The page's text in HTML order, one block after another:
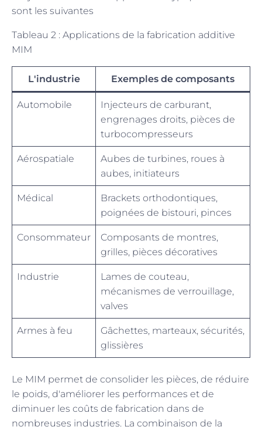
sont les suivantes
Tableau 2 : Applications de la fabrication additive
MIM
L'industrie Exemples de composants
Automobile
Injecteurs de carburant,
engrenages droits, pièces de
turbocompresseurs
Aérospatiale
Aubes de turbines, roues à
aubes, initiateurs
Médical
Brackets orthodontiques,
poignées de bistouri, pinces
Consommateur
Composants de montres,
grilles, pièces décoratives
Industrie
Lames de couteau,
mécanismes de verrouillage,
valves
Armes à feu
Gâchettes, marteaux, sécurités,
glissières
Le MIM permet de consolider les pièces, de réduire
le poids, d'améliorer les performances et de
diminuer les coûts de fabrication dans de
nombreuses industries. La combinaison de la